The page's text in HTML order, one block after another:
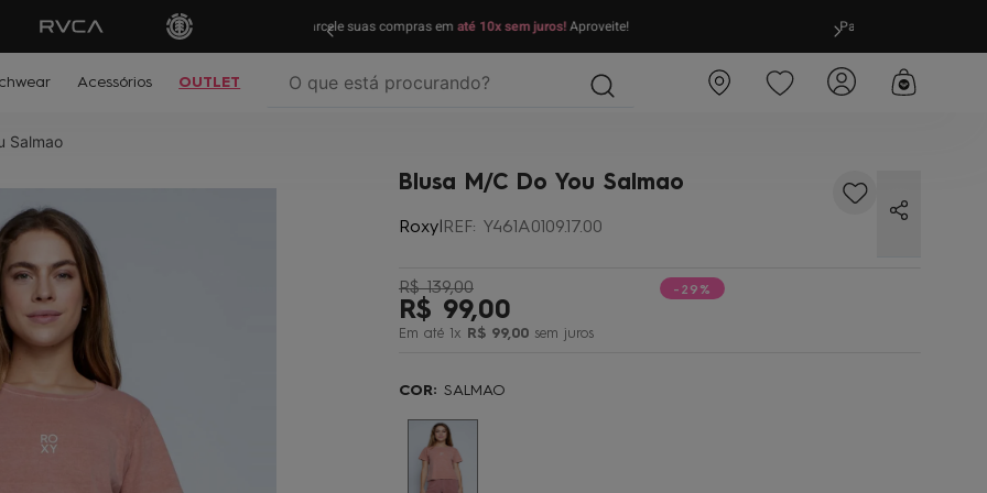
em até 10x sem juros! Aproveite! Parcele suas compras ematé 10x sem juros!
Acessórios OUTLET
Salmao
Blusa M/C Do You Salmao
Roxy| REF: Y461A0109.17.00
R$ 139,00
R$ 99,00
Em até 1 x R$ 99,00sem juros
-29%
COR: SALMAO
termos mais buscados
º
mochila
º
moletom
º
jaqueta
º
maio
º
boardshort